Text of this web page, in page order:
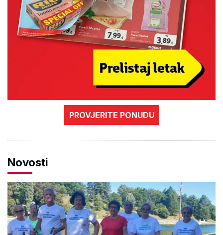
PROVJERITE PONUDU
Novosti